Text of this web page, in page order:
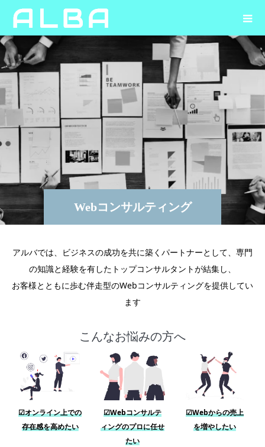
Webコンサルティング
アルバでは、ビジネスの成功を共に築くパートナーとして、専門
の知識と経験を有したトップコンサルタントが結集し、
お客様とともに歩む伴走型のWebコンサルティングを提供してい
ます
こんなお悩みの方へ
☑オンライン上での
存在感を高めたい
☑Webコンサルテ
ィングのプロに任せ
たい
☑Webからの売上
を増やしたい